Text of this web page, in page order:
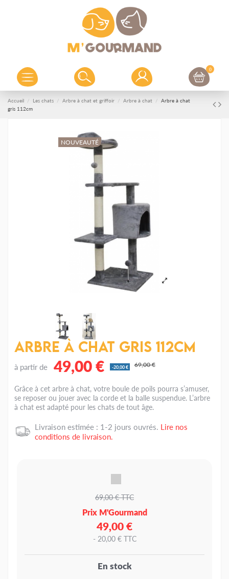
0
Accueil Les chats Arbre à chat et griffoir Arbre à chat
Arbre à chat
gris 112cm
NOUVEAUTÉ
Arbre à chat gris 112cm
à partir de 49,00 € 69,00 €
-20,00 €
Grâce à cet arbre à chat, votre boule de poils pourra s’amuser,
se reposer ou jouer avec la corde et la balle suspendue. L’arbre
à chat est adapté pour les chats de tout âge.
Livraison estimée : 1-2 jours ouvrés. Lire nos
conditions de livraison.
69,00 € TTC
Prix M'Gourmand
49,00 €
- 20,00 € TTC
En stock